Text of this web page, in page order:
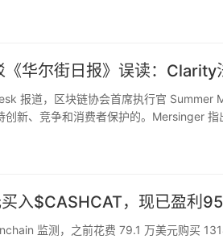
《华尔街日报》误读：
报道，区块链协会首席执行官 Summer
新、竞争和消费者保护的。Mersinger
入$CASHCAT，现已盈利
监测，之前花费 79.1 万美元购买